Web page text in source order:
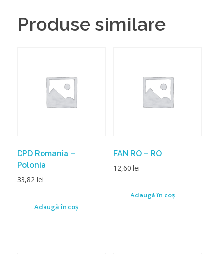
Produse similare
DPD Romania –
Polonia
33,82 lei
Adaugă în coș
FAN RO – RO
12,60 lei
Adaugă în coș